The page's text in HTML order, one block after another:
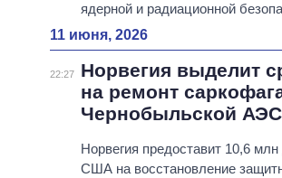
ядерной и радиационной
11 июня, 2026
22:27
Норвегия выделит
на ремонт
Чернобыльской АЭС
Норвегия предоставит 10,6
США на восстановление